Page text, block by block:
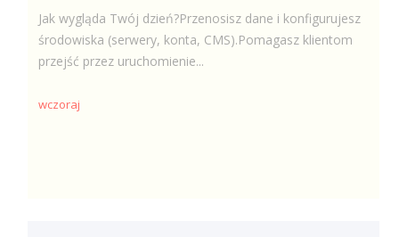
Jak wygląda Twój dzień?Przenosisz dane i konfigurujesz
środowiska (serwery, konta, CMS).Pomagasz klientom
przejść przez uruchomienie...
wczoraj